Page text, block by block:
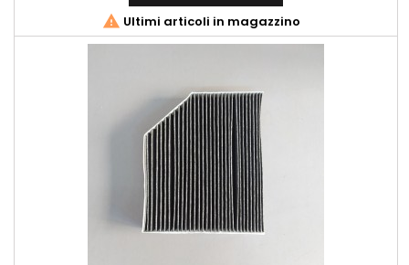
 Ultimi articoli in magazzino